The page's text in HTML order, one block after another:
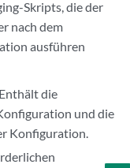
Skripts, die der
nach dem
ausführen
die
und die
Konfiguration.